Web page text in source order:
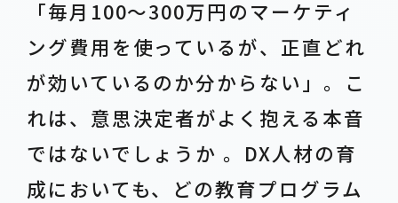
「毎月100〜300万円のマーケティ
ング費用を使っているが、正直どれ
が効いているのか分からない」。こ
れは、意思決定者がよく抱える本音
ではないでしょうか 。DX人材の育
成においても、どの教育プログラム